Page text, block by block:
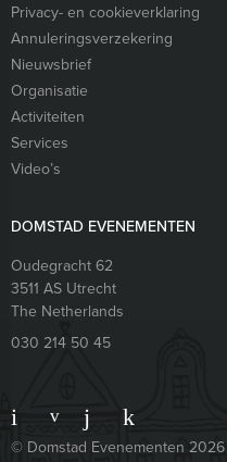
Privacy- en cookieverklaring
Annuleringsverzekering
Nieuwsbrief
Organisatie
Activiteiten
Services
Video’s
DOMSTAD EVENEMENTEN
Oudegracht 62
3511 AS Utrecht
The Netherlands
030 214 50 45
© Domstad Evenementen 2026